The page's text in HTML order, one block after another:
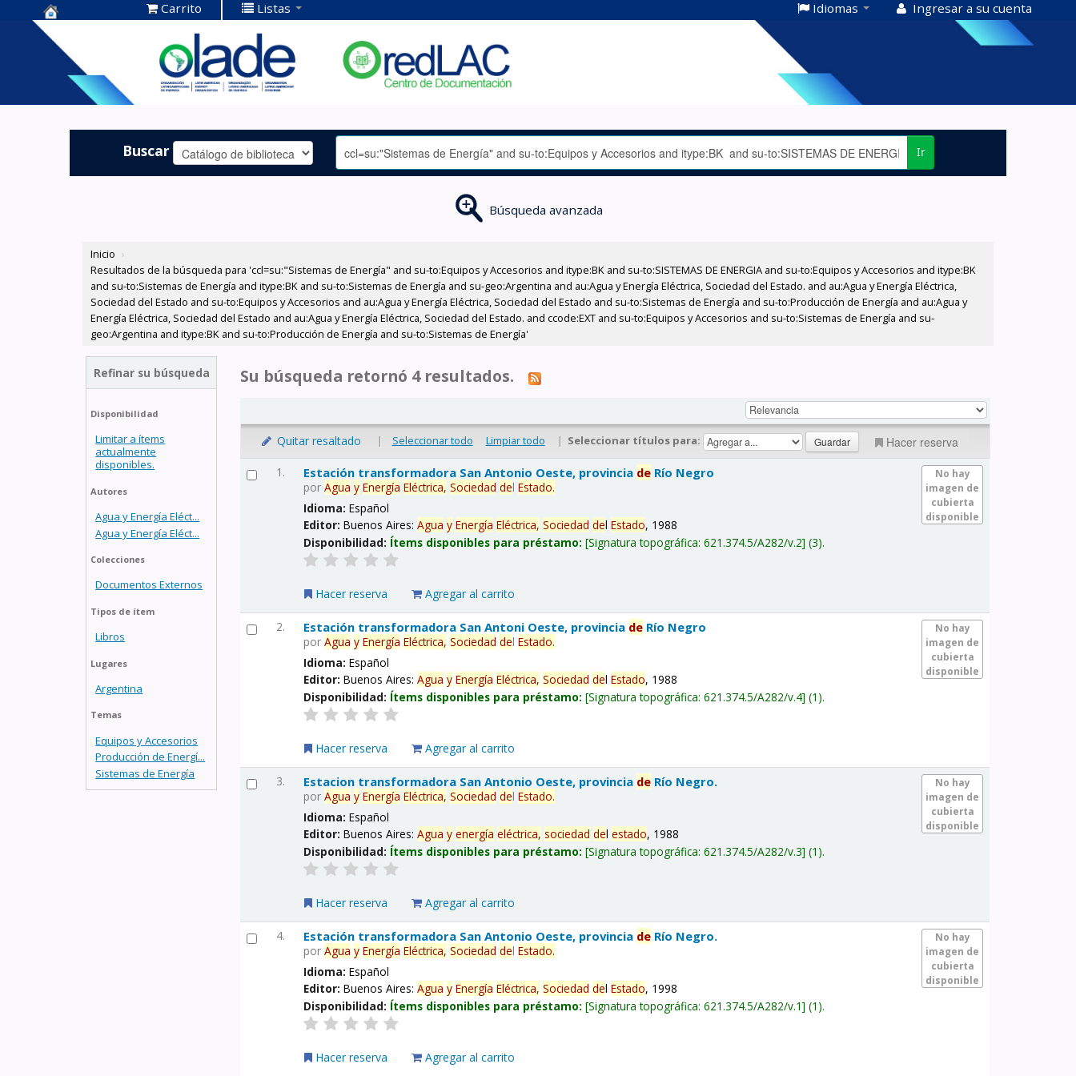
Centro de
Documentación
OLADE -
Carrito Listas Idiomas Ingresar a su cuenta
Buscar Ir
Búsqueda avanzada
Inicio ›
Resultados de la búsqueda para 'ccl=su:"Sistemas de Energía" and su-to:Equipos y Accesorios and itype:BK and su-to:SISTEMAS DE ENERGIA and su-to:Equipos y Accesorios and itype:BK
and su-to:Sistemas de Energía and itype:BK and su-to:Sistemas de Energía and su-geo:Argentina and au:Agua y Energía Eléctrica, Sociedad del Estado. and au:Agua y Energía Eléctrica,
Sociedad del Estado and su-to:Equipos y Accesorios and au:Agua y Energía Eléctrica, Sociedad del Estado and su-to:Sistemas de Energía and su-to:Producción de Energía and au:Agua y
Energía Eléctrica, Sociedad del Estado and au:Agua y Energía Eléctrica, Sociedad del Estado. and ccode:EXT and su-to:Equipos y Accesorios and su-to:Sistemas de Energía and su-
geo:Argentina and itype:BK and su-to:Producción de Energía and su-to:Sistemas de Energía'
Refinar su búsqueda
Disponibilidad
Limitar a ítems
actualmente
disponibles.
Autores
Agua y Energía Eléct...
Agua y Energía Eléct...
Colecciones
Documentos Externos
Tipos de ítem
Libros
Lugares
Argentina
Temas
Equipos y Accesorios
Producción de Energí...
Sistemas de Energía
Su búsqueda retornó 4 resultados.
Quitar resaltado | Seleccionar todo Limpiar todo | Seleccionar títulos para: Hacer reserva
1.
No hay
imagen de
cubierta
disponible
Estación transformadora San Antonio Oeste, provincia de Río Negro
porAgua y Energía Eléctrica, Sociedad delEstado.
Idioma:Español
Editor:Buenos Aires:Agua y Energía Eléctrica, Sociedad delEstado, 1988
Disponibilidad: Ítems disponibles para préstamo: Signatura topográfica:621.374.5/A282/v.2 (3).
Hacer reserva Agregar al carrito
2.
No hay
imagen de
cubierta
disponible
Estación transformadora San Antoni Oeste, provincia de Río Negro
porAgua y Energía Eléctrica, Sociedad delEstado.
Idioma:Español
Editor:Buenos Aires:Agua y Energía Eléctrica, Sociedad delEstado, 1988
Disponibilidad: Ítems disponibles para préstamo: Signatura topográfica:621.374.5/A282/v.4 (1).
Hacer reserva Agregar al carrito
3.
No hay
imagen de
cubierta
disponible
Estacion transformadora San Antonio Oeste, provincia de Río Negro.
porAgua y Energía Eléctrica, Sociedad delEstado.
Idioma:Español
Editor:Buenos Aires:Agua y energía eléctrica, sociedad delestado, 1988
Disponibilidad: Ítems disponibles para préstamo: Signatura topográfica:621.374.5/A282/v.3 (1).
Hacer reserva Agregar al carrito
4.
No hay
imagen de
cubierta
disponible
Estación transformadora San Antonio Oeste, provincia de Río Negro.
porAgua y Energía Eléctrica, Sociedad delEstado.
Idioma:Español
Editor:Buenos Aires:Agua y Energía Eléctrica, Sociedad delEstado, 1998
Disponibilidad: Ítems disponibles para préstamo: Signatura topográfica:621.374.5/A282/v.1 (1).
Hacer reserva Agregar al carrito